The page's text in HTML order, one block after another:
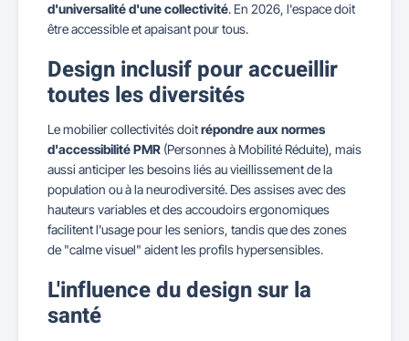
d'universalité d'une collectivité. En 2026, l'espace doit
être accessible et apaisant pour tous.
Design inclusif pour accueillir
toutes les diversités
Le mobilier collectivités doitrépondre aux normes
d'accessibilité PMR (Personnes à Mobilité Réduite), mais
aussi anticiper les besoins liés au vieillissement de la
population ou à la neurodiversité. Des assises avec des
hauteurs variables et des accoudoirs ergonomiques
facilitent l'usage pour les seniors, tandis que des zones
de "calme visuel" aident les profils hypersensibles.
L'influence du design sur la
santé